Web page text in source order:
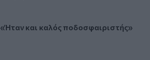
«Ήταν και καλός ποδοσφαιριστής»